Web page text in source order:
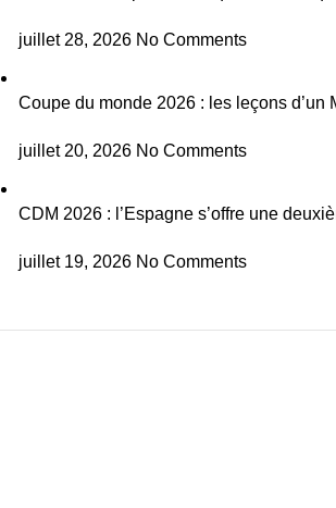
juillet 28, 2026 No Comments
Coupe du monde 2026 : les leçons d’un
juillet 20, 2026 No Comments
CDM 2026 : l’Espagne s’offre une
juillet 19, 2026 No Comments